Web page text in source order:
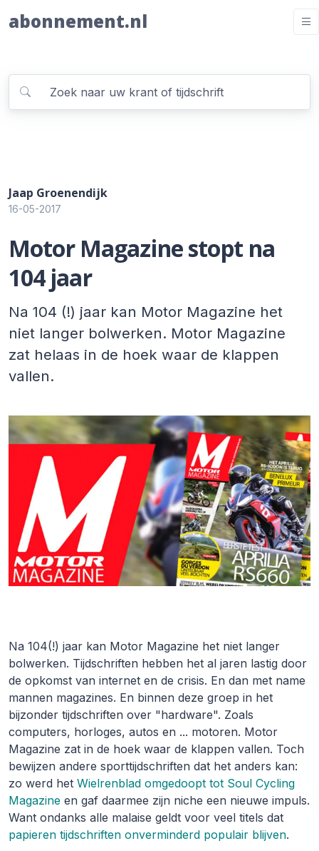
abonnement.nl
Jaap Groenendijk
16-05-2017
Motor Magazine stopt na
104 jaar
Na 104 (!) jaar kan Motor Magazine het
niet langer bolwerken. Motor Magazine
zat helaas in de hoek waar de klappen
vallen.
Na 104(!) jaar kan Motor Magazine het niet langer
bolwerken. Tijdschriften hebben het al jaren lastig door
de opkomst van internet en de crisis. En dan met name
mannen magazines. En binnen deze groep in het
bijzonder tijdschriften over "hardware". Zoals
computers, horloges, autos en ... motoren. Motor
Magazine zat in de hoek waar de klappen vallen. Toch
bewijzen andere sporttijdschriften dat het anders kan:
zo werd het Wielrenblad omgedoopt tot Soul Cycling
Magazine en gaf daarmee zijn niche een nieuwe impuls.
Want ondanks alle malaise geldt voor veel titels dat
papieren tijdschriften onverminderd populair blijven.